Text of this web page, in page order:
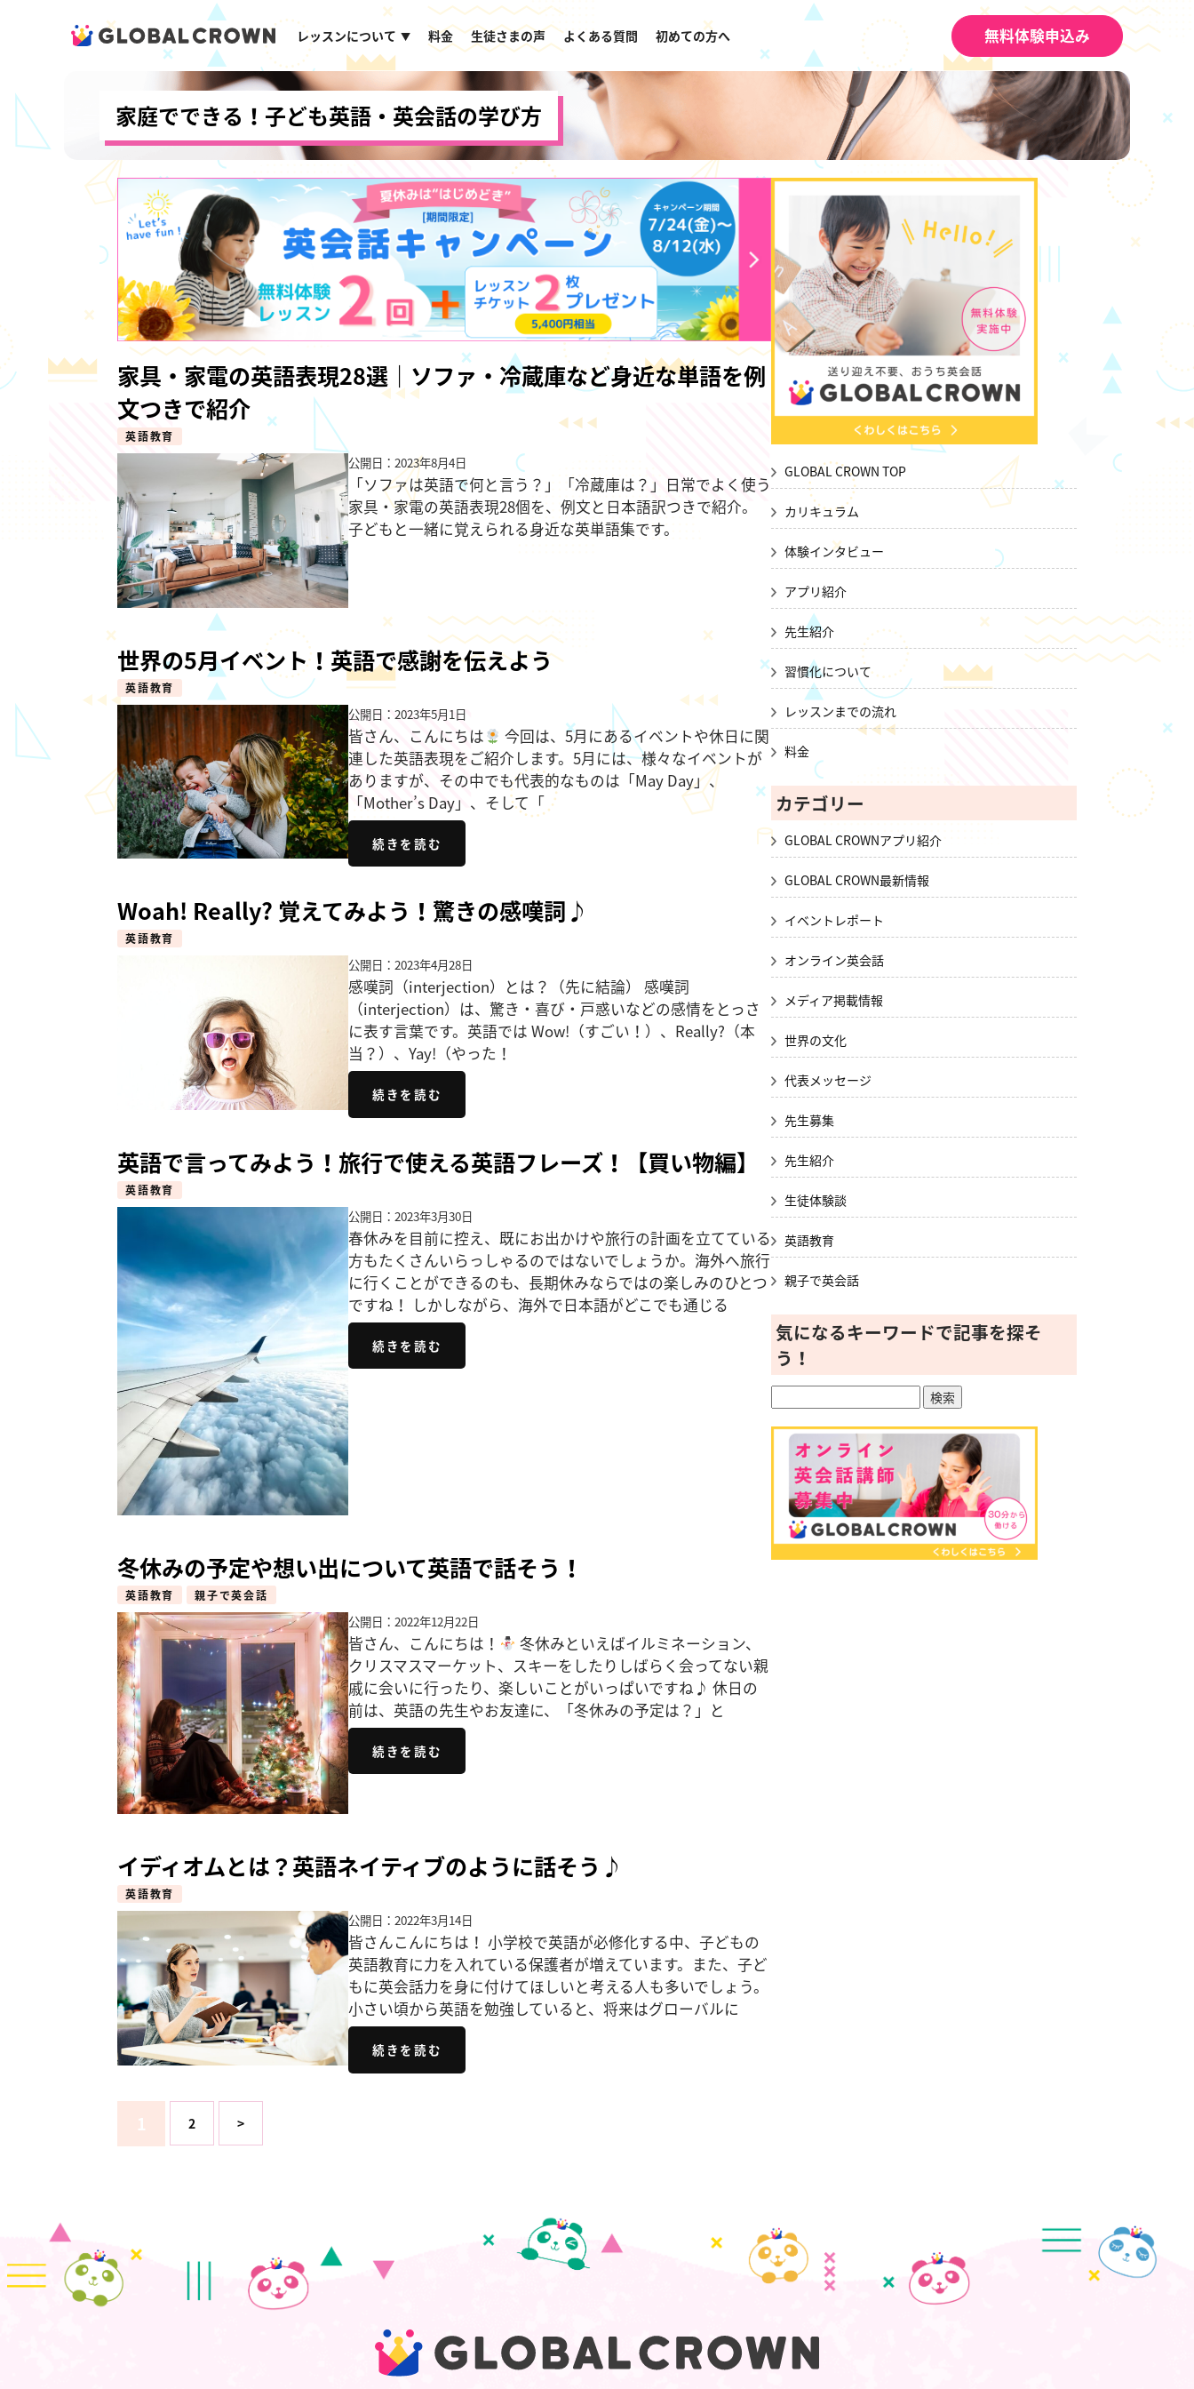
レッスンについて ▼ 料金 生徒さまの声 よくある質問 初めての方へ 無料体験申込み
家庭でできる！子ども英語・英会話の学び方
家具・家電の英語表現28選｜ソファ・冷蔵庫など身近な単語を例
文つきで紹介
英語教育
公開日：2023年8月4日
「ソファは英語で何と言う？」「冷蔵庫は？」日常でよく使う
家具・家電の英語表現28個を、例文と日本語訳つきで紹介。
子どもと一緒に覚えられる身近な英単語集です。
世界の5月イベント！英語で感謝を伝えよう
英語教育
公開日：2023年5月1日
皆さん、こんにちは
今回は、5月にあるイベントや休日に関
連した英語表現をご紹介します。5月には、様々なイベントが
ありますが、その中でも代表的なものは「May Day」、
「Mother’s Day」、そして「
続きを読む
Woah! Really? 覚えてみよう！驚きの感嘆詞♪
英語教育
公開日：2023年4月28日
感嘆詞（interjection）とは？（先に結論） 感嘆詞
（interjection）は、驚き・喜び・戸惑いなどの感情をとっさ
に表す言葉です。英語では Wow!（すごい！）、Really?（本
当？）、Yay!（やった！
続きを読む
英語で言ってみよう！旅行で使える英語フレーズ！【買い物編】
英語教育
公開日：2023年3月30日
春休みを目前に控え、既にお出かけや旅行の計画を立てている
方もたくさんいらっしゃるのではないでしょうか。海外へ旅行
に行くことができるのも、長期休みならではの楽しみのひとつ
ですね！ しかしながら、海外で日本語がどこでも通じる
続きを読む
冬休みの予定や想い出について英語で話そう！
英語教育 親子で英会話
公開日：2022年12月22日
皆さん、こんにちは！
冬休みといえばイルミネーション、
クリスマスマーケット、スキーをしたりしばらく会ってない親
戚に会いに行ったり、楽しいことがいっぱいですね♪ 休日の
前は、英語の先生やお友達に、「冬休みの予定は？」と
続きを読む
イディオムとは？英語ネイティブのように話そう♪
英語教育
公開日：2022年3月14日
皆さんこんにちは！ 小学校で英語が必修化する中、子どもの
英語教育に力を入れている保護者が増えています。また、子ど
もに英会話力を身に付けてほしいと考える人も多いでしょう。
小さい頃から英語を勉強していると、将来はグローバルに
続きを読む
1 2 >
GLOBAL CROWN TOP
カリキュラム
体験インタビュー
アプリ紹介
先生紹介
習慣化について
レッスンまでの流れ
料金
カテゴリー
GLOBAL CROWNアプリ紹介
GLOBAL CROWN最新情報
イベントレポート
オンライン英会話
メディア掲載情報
世界の文化
代表メッセージ
先生募集
先生紹介
生徒体験談
英語教育
親子で英会話
気になるキーワードで記事を探そ
う！